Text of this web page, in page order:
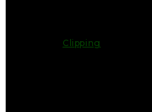
Clipping